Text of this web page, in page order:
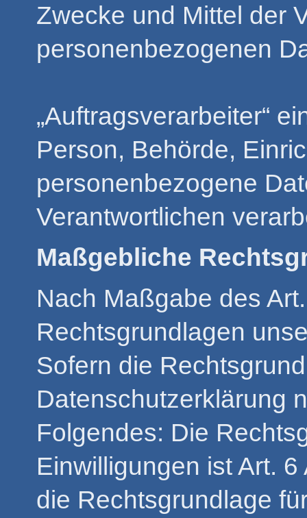
Zwecke und Mittel der
personenbezogenen
„Auftragsverarbeiter“
Person, Behörde,
personenbezogene
Verantwortlichen
Maßgebliche
Nach Maßgabe des
Rechtsgrundlagen
Sofern die
Datenschutzerklärung
Folgendes: Die
Einwilligungen ist Art.
die Rechtsgrundlage